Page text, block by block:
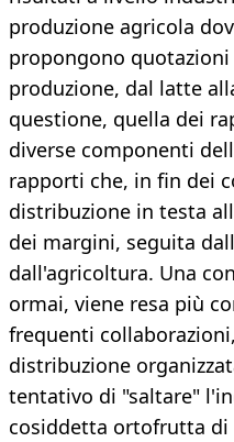
produzione agricola
propongono
produzione, dal latte
questione, quella dei
diverse componenti
rapporti che, in fin dei
distribuzione in testa
dei margini, seguita
dall'agricoltura. Una
ormai, viene resa più
frequenti
distribuzione
tentativo di "saltare"
cosiddetta ortofrutta di